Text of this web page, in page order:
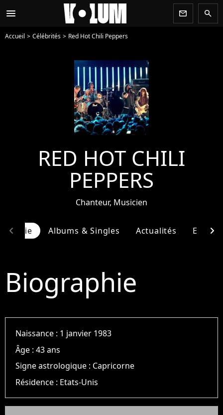
menu newsletter search
Accueil Célébrités Red Hot Chili Peppers
RED HOT CHILI
PEPPERS
Chanteur, Musicien
Albums & Singles Actualités
chevron_left chevron_right
Biographie
Naissance : 1 janvier 1983
Âge :43 ans
Signe astrologique : Capricorne
Résidence : Etats-Unis